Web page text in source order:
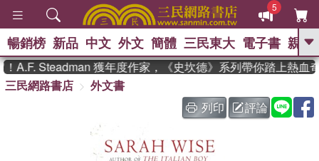
5
GO
、 如果歷史是一群喵 、 暑期
國際布克獎 臺灣漫遊錄 、 方
孩：黎曼猜想 、
暢銷榜 新品 中文 外文 簡體 三民東大 電子書 親子
Steadman 獲年度作家，《史坎德》系列帶你踏上熱血奇
三民網路書店
外文書
列印
評論